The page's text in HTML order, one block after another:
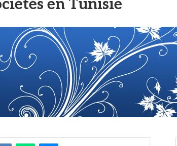
en Tunisie